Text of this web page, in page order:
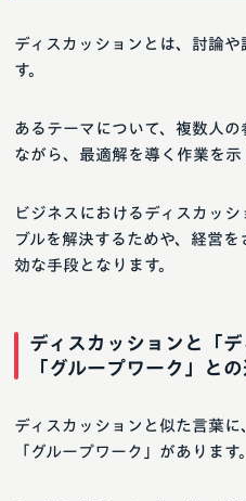
ディスカッションとは、討論
す。
あるテーマについて、複数人
ながら、最適解を導く作業を示
ビジネスにおけるディスカッ
ブルを解決するためや、経営
効な手段となります。
ディスカッションと「
「グループワーク」と
ディスカッションと似た言葉に
「グループワーク」があります。